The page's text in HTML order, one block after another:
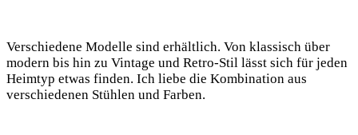
Verschiedene Modelle sind erhältlich. Von klassisch über
modern bis hin ⁤zu Vintage und Retro-Stil lässt⁣ sich für ⁤jeden
Heimtyp etwas ​finden. Ich liebe die Kombination aus
verschiedenen Stühlen und Farben.